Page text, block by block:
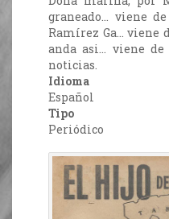
graneado… viene
Ramírez Ga… viene
anda asi… viene de
noticias.
Idioma
Español
Tipo
Periódico